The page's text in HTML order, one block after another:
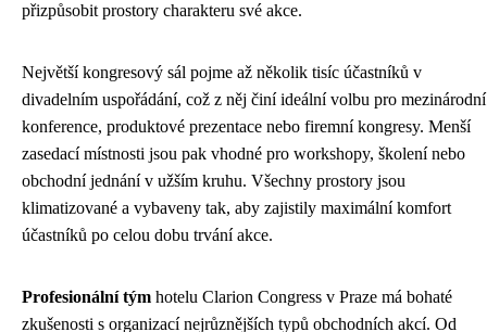
přizpůsobit prostory charakteru své akce.
Největší kongresový sál pojme až několik tisíc účastníků v
divadelním uspořádání, což z něj činí ideální volbu pro mezinárodní
konference, produktové prezentace nebo firemní kongresy. Menší
zasedací místnosti jsou pak vhodné pro workshopy, školení nebo
obchodní jednání v užším kruhu. Všechny prostory jsou
klimatizované a vybaveny tak, aby zajistily maximální komfort
účastníků po celou dobu trvání akce.
Profesionální tým hotelu Clarion Congress v Praze má bohaté
zkušenosti s organizací nejrůznějších typů obchodních akcí. Od